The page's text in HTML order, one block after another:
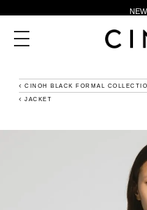
ニュースレター
NEW
ニュースレター
toggle
navigation
CINOH BLACK FORMAL
JACKET